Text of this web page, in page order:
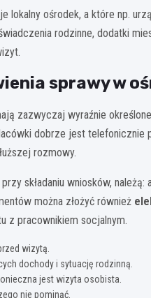
lokalny ośrodek, a które np.
rodzinne, dodatki
sprawy w
zazwyczaj wyraźnie określone
dobrze jest
rozmowy.
składaniu wniosków,
można złożyć również
z pracownikiem socjalnym.
wizytą.
dochody i sytuację rodzinną.
jest wizyta osobista.
nie pominąć.